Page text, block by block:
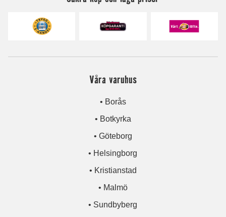
Våra varuhus
• Borås
• Botkyrka
• Göteborg
• Helsingborg
• Kristianstad
• Malmö
• Sundbyberg